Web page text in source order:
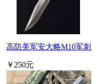
高防美军安大略M10军刺
￥250元